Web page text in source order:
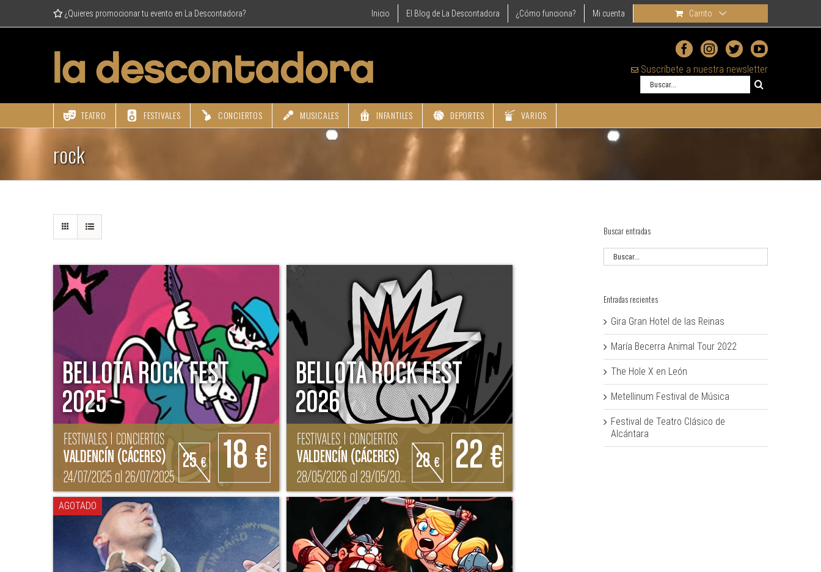
content
¿Quieres promocionar tu evento en La Descontadora? Inicio El Blog de La Descontadora ¿Cómo funciona? Mi cuenta Carrito
Suscríbete a nuestra newsletter
Buscar
TEATRO FESTIVALES CONCIERTOS MUSICALES INFANTILES DEPORTES VARIOS
rock
BELLOTA ROCK FEST
2025
FESTIVALES | CONCIERTOS
VALDENCÍN (CÁCERES)
24/07/2025 al 26/07/2025
25€ 18 €
BELLOTA ROCK FEST
2026
FESTIVALES | CONCIERTOS
VALDENCÍN (CÁCERES)
28/05/2026 al 29/05/2026
28€ 22 €
AGOTADO
Buscar entradas
Entradas recientes
Gira Gran Hotel de las Reinas
María Becerra Animal Tour 2022
The Hole X en León
Metellinum Festival de Música
Festival de Teatro Clásico de
Alcántara